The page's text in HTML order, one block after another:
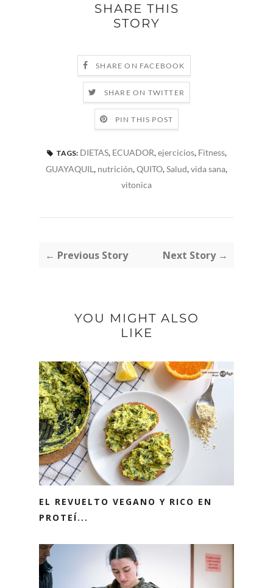
SHARE THIS
STORY
SHARE ON FACEBOOK
SHARE ON TWITTER
PIN THIS POST
TAGS: DIETAS, ECUADOR,ejercicios, Fitness,
GUAYAQUIL , nutrición,QUITO,Salud,vida sana,
vitonica
← Previous Story Next Story →
YOU MIGHT ALSO
LIKE
EL REVUELTO VEGANO Y RICO EN
PROTEÍ...